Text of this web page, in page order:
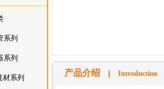
系列
系列
材系列 产品介绍 Introduction